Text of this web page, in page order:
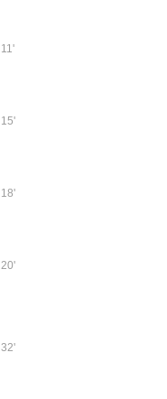
11'
15'
18'
20'
32'